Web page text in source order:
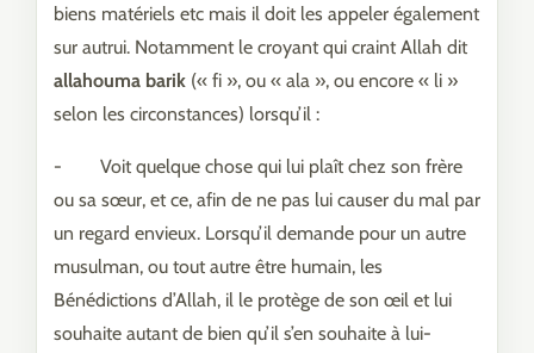
biens matériels etc mais il doit les appeler également
sur autrui. Notamment le croyant qui craint Allah dit
allahouma barik (« fi », ou « ala », ou encore « li »
selon les circonstances) lorsqu’il :
- Voit quelque chose qui lui plaît chez son frère
ou sa sœur, et ce, afin de ne pas lui causer du mal par
un regard envieux. Lorsqu’il demande pour un autre
musulman, ou tout autre être humain, les
Bénédictions d’Allah, il le protège de son œil et lui
souhaite autant de bien qu’il s’en souhaite à lui-